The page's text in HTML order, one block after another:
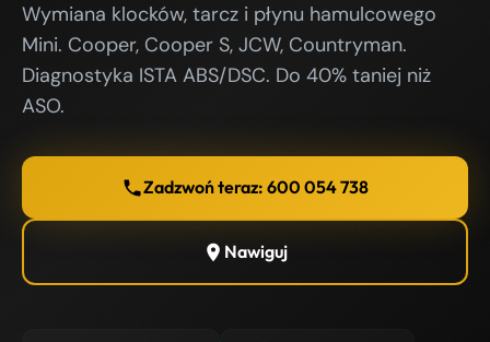
Wymiana klocków, tarcz i płynu hamulcowego
Mini. Cooper, Cooper S, JCW, Countryman.
Diagnostyka ISTA ABS/DSC. Do 40% taniej niż
ASO.
Zadzwoń teraz: 600 054 738
Nawiguj